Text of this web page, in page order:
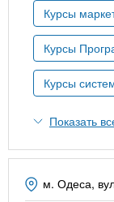
n
.
е
Курсы
Курсы
Курсы
Показать
м. Одеса,